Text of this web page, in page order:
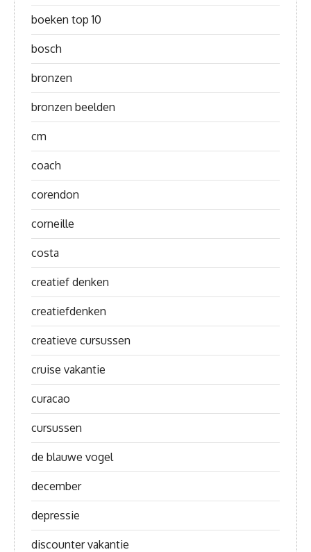
boeken top 10
bosch
bronzen
bronzen beelden
cm
coach
corendon
corneille
costa
creatief denken
creatiefdenken
creatieve cursussen
cruise vakantie
curacao
cursussen
de blauwe vogel
december
depressie
discounter vakantie